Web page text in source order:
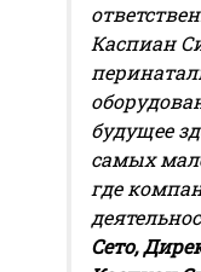
Каспиан
будущее
самых
где
Сето,